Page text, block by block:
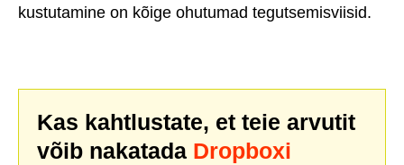
kustutamine on kõige ohutumad tegutsemisviisid.
Kas kahtlustate, et teie arvutit
võib nakatada Dropboxi